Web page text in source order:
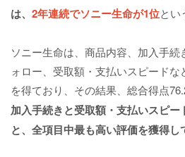
は、 2年連続でソニー生命が1位とい
ソニー生命は、商品内容、加入手続
ォロー、受取額・支払いスピード
を得ており、その結果、総合得点
加入手続きと受取額・支払いスピ
と、全項目中最も高い評価を獲得し